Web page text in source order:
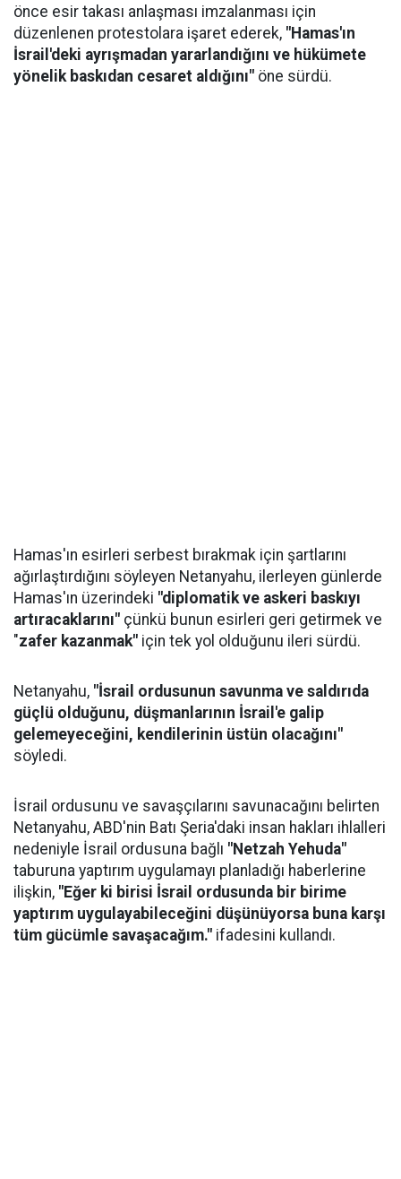
önce esir takası anlaşması imzalanması için
düzenlenen protestolara işaret ederek, "Hamas'ın
İsrail'deki ayrışmadan yararlandığını ve hükümete
yönelik baskıdan cesaret aldığını" öne sürdü.
Hamas'ın esirleri serbest bırakmak için şartlarını
ağırlaştırdığını söyleyen Netanyahu, ilerleyen günlerde
Hamas'ın üzerindeki "diplomatik ve askeri baskıyı
artıracaklarını" çünkü bunun esirleri geri getirmek ve
"zafer kazanmak" için tek yol olduğunu ileri sürdü.
Netanyahu, "İsrail ordusunun savunma ve saldırıda
güçlü olduğunu, düşmanlarının İsrail'e galip
gelemeyeceğini, kendilerinin üstün olacağını"
söyledi.
İsrail ordusunu ve savaşçılarını savunacağını belirten
Netanyahu, ABD'nin Batı Şeria'daki insan hakları ihlalleri
nedeniyle İsrail ordusuna bağlı "Netzah Yehuda"
taburuna yaptırım uygulamayı planladığı haberlerine
ilişkin, "Eğer ki birisi İsrail ordusunda bir birime
yaptırım uygulayabileceğini düşünüyorsa buna karşı
tüm gücümle savaşacağım." ifadesini kullandı.